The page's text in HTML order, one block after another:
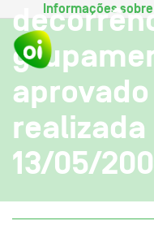
Informações sobre
aprovado
realizada
13/05/